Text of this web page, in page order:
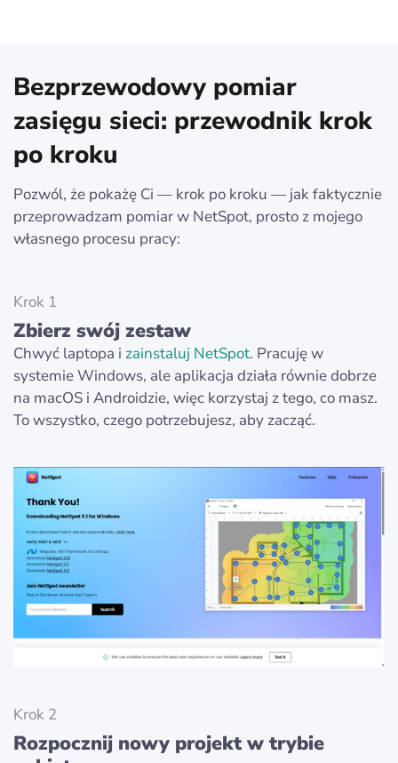
Bezprzewodowy pomiar
zasięgu sieci: przewodnik krok
po kroku
Pozwól, że pokażę Ci — krok po kroku — jak faktycznie
przeprowadzam pomiar w NetSpot, prosto z mojego
własnego procesu pracy:
Krok 1
Zbierz swój zestaw
Chwyć laptopa i zainstaluj NetSpot. Pracuję w
systemie Windows, ale aplikacja działa równie dobrze
na macOS i Androidzie, więc korzystaj z tego, co masz.
To wszystko, czego potrzebujesz, aby zacząć.
Krok 2
Rozpocznij nowy projekt w trybie